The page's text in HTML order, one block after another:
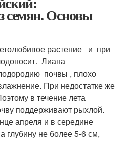
семян. Основы
растение и при
Лиана
почвы , плохо
При недостатке же
в течение лета
поддерживают рыхлой.
апреля и в середине
глубину не более 5-6 см,